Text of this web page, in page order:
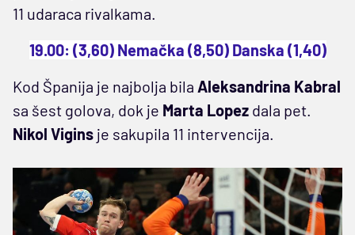
11 udaraca rivalkama.
19.00: (3,60) Nemačka (8,50) Danska (1,40)
Kod Španija je najbolja bila Aleksandrina Kabral
sa šest golova, dok je Marta Lopez dala pet.
Nikol Vigins je sakupila 11 intervencija.